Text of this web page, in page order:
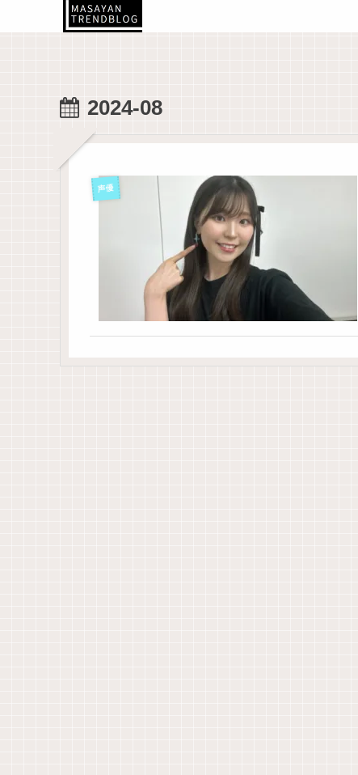
2024-08
声優